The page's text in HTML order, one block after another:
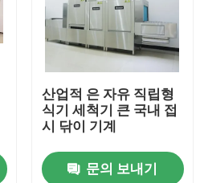
산업적 은 자유 직립형
식기 세척기 큰 국내 접
시 닦이 기계
문의 보내기